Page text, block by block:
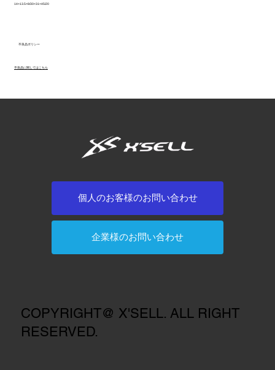
不良品ポリシー
不良品に関してはこちら
14×13.5×8/30×31×45/20
COPYRIGHT@ X'SELL. ALL RIGHT
RESERVED.
個人のお客様のお問い合わせ
企業様のお問い合わせ